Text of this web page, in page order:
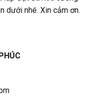
dưới nhé. Xin cảm ơn.